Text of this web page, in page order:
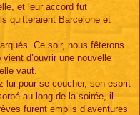
et leur accord fut
quitteraient Barcelone et
Ce soir, nous fêterons
d’ouvrir une nouvelle
vaut.
lui pour se coucher, son esprit
au long de la soirée, il
furent emplis d’aventures